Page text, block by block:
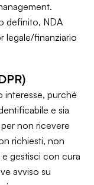
definito, NDA
legale/finanziario
interesse, purché
e sia
non ricevere
richiesti, non
gestisci con cura
avviso su